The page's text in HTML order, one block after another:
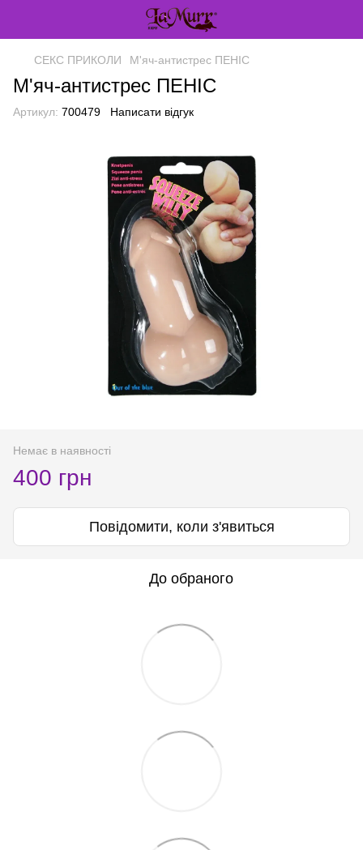
СЕКС ПРИКОЛИ М'яч-антистрес ПЕНІС
М'яч-антистрес ПЕНІС
Артикул: 700479 Написати відгук
Немає в наявності
400 грн
Повідомити, коли з'явиться
До обраного